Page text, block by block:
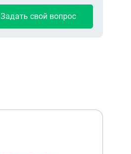
Задать свой вопрос